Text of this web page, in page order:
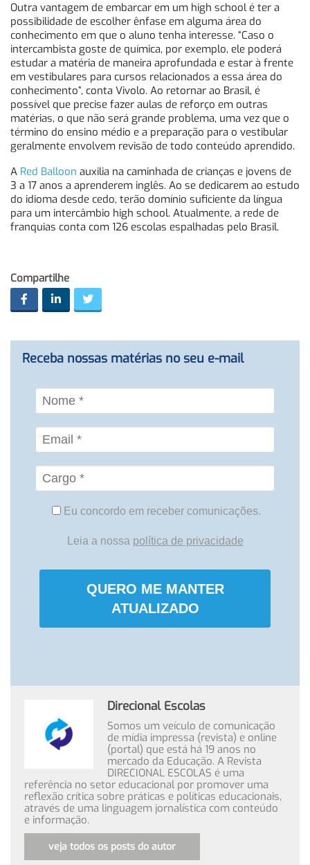
Outra vantagem de embarcar em um high school é ter a
possibilidade de escolher ênfase em alguma área do
conhecimento em que o aluno tenha interesse. “Caso o
intercambista goste de química, por exemplo, ele poderá
estudar a matéria de maneira aprofundada e estar à frente
em vestibulares para cursos relacionados a essa área do
conhecimento”, conta Vivolo. Ao retornar ao Brasil, é
possível que precise fazer aulas de reforço em outras
matérias, o que não será grande problema, uma vez que o
término do ensino médio e a preparação para o vestibular
geralmente envolvem revisão de todo conteúdo aprendido.
A Red Balloon auxilia na caminhada de crianças e jovens de
3 a 17 anos a aprenderem inglês. Ao se dedicarem ao estudo
do idioma desde cedo, terão domínio suficiente da língua
para um intercâmbio high school. Atualmente, a rede de
franquias conta com 126 escolas espalhadas pelo Brasil.
Compartilhe
Receba nossas matérias no seu e-mail
Eu concordo em receber comunicações.
Leia a nossa política de privacidade
QUERO ME MANTER
ATUALIZADO
Direcional Escolas
Somos um veículo de comunicação
de mídia impressa (revista) e online
(portal) que está há 19 anos no
mercado da Educação. A Revista
DIRECIONAL ESCOLAS é uma
referência no setor educacional por promover uma
reflexão crítica sobre práticas e políticas educacionais,
através de uma linguagem jornalística com conteúdo
e informação.
veja todos os posts do autor